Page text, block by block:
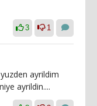
3 1
ayrildim
ayrildin....